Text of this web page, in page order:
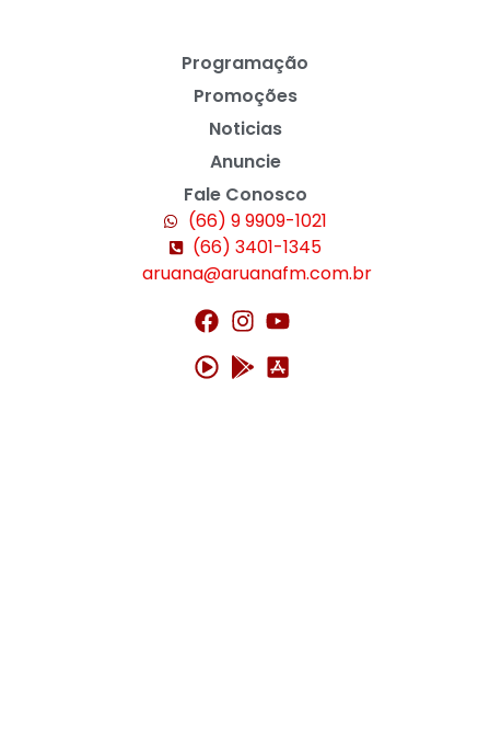
Programação
Promoções
Noticias
Anuncie
Fale Conosco
(66) 9 9909-1021
(66) 3401-1345
aruana@aruanafm.com.br